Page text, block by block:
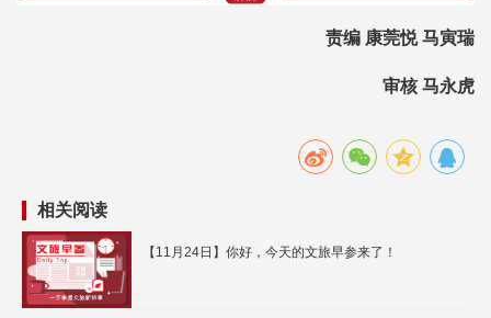
责编 康莞悦马寅瑞
审核 马永虎
相关阅读
【11月24日】你好，今天的文旅早参来了！